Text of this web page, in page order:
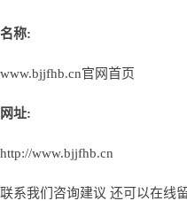
名称:
www.bjjfhb.cn官网首页
网址:
http://www.bjjfhb.cn
联系我们咨询建议 还可以在线